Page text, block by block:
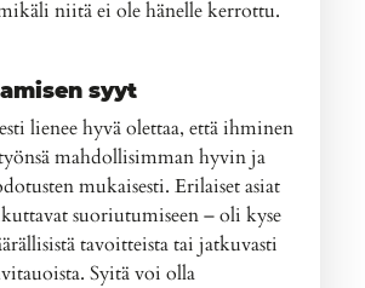
niitä ei ole hänelle kerrottu.
syyt
lienee hyvä olettaa, että ihminen
mahdollisimman hyvin ja
mukaisesti. Erilaiset asiat
suoriutumiseen – oli kyse
tavoitteista tai jatkuvasti
Syitä voi olla